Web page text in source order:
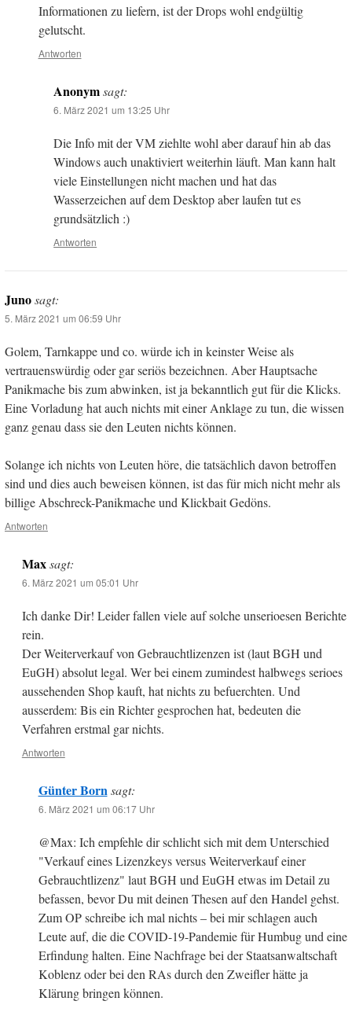
Informationen zu liefern, ist der Drops wohl endgültig
gelutscht.
Antworten
Anonymsagt:
6. März 2021 um 13:25 Uhr
Die Info mit der VM ziehlte wohl aber darauf hin ab das
Windows auch unaktiviert weiterhin läuft. Man kann halt
viele Einstellungen nicht machen und hat das
Wasserzeichen auf dem Desktop aber laufen tut es
grundsätzlich :)
Antworten
Junosagt:
5. März 2021 um 06:59 Uhr
Golem, Tarnkappe und co. würde ich in keinster Weise als
vertrauenswürdig oder gar seriös bezeichnen. Aber Hauptsache
Panikmache bis zum abwinken, ist ja bekanntlich gut für die Klicks.
Eine Vorladung hat auch nichts mit einer Anklage zu tun, die wissen
ganz genau dass sie den Leuten nichts können.
Solange ich nichts von Leuten höre, die tatsächlich davon betroffen
sind und dies auch beweisen können, ist das für mich nicht mehr als
billige Abschreck-Panikmache und Klickbait Gedöns.
Antworten
Max sagt:
6. März 2021 um 05:01 Uhr
Ich danke Dir! Leider fallen viele auf solche unserioesen Berichte
rein.
Der Weiterverkauf von Gebrauchtlizenzen ist (laut BGH und
EuGH) absolut legal. Wer bei einem zumindest halbwegs serioes
aussehenden Shop kauft, hat nichts zu befuerchten. Und
ausserdem: Bis ein Richter gesprochen hat, bedeuten die
Verfahren erstmal gar nichts.
Antworten
Günter Born sagt:
6. März 2021 um 06:17 Uhr
@Max: Ich empfehle dir schlicht sich mit dem Unterschied
"Verkauf eines Lizenzkeys versus Weiterverkauf einer
Gebrauchtlizenz" laut BGH und EuGH etwas im Detail zu
befassen, bevor Du mit deinen Thesen auf den Handel gehst.
Zum OP schreibe ich mal nichts – bei mir schlagen auch
Leute auf, die die COVID-19-Pandemie für Humbug und eine
Erfindung halten. Eine Nachfrage bei der Staatsanwaltschaft
Koblenz oder bei den RAs durch den Zweifler hätte ja
Klärung bringen können.